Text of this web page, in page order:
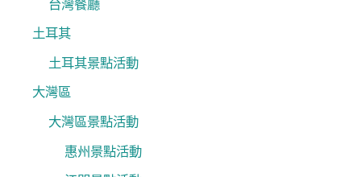
台灣餐廳
土耳其
土耳其景點活動
大灣區
大灣區景點活動
惠州景點活動